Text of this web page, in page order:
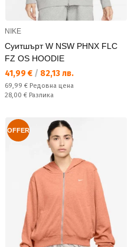
NIKE
Суитшърт W NSW PHNX FLC
FZ OS HOODIE
Текуща цена:
41,99 € / 82,13 лв.
Редовна цена:
69,99 € Редовна цена
Спестявате:
28,00 € Разлика
OFFER